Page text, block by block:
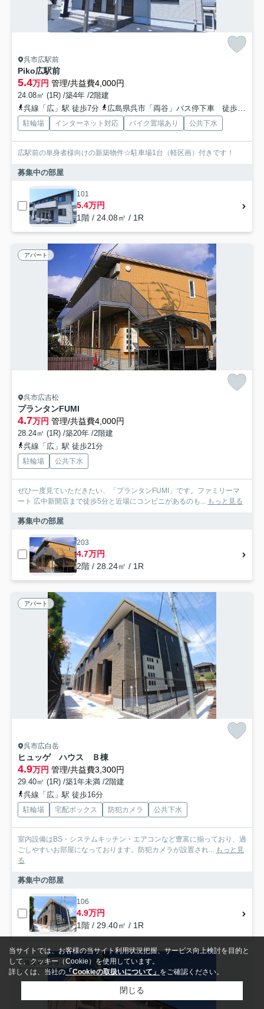
呉市広駅前
Piko広駅前
5.4万円 管理/共益費4,000円
24.08㎡ (1R) /築4年 /2階建
呉線「広」駅 徒歩7分
広島県呉市「両谷」バス停下車 徒歩3分
駐輪場 インターネット対応 バイク置場あり 公共下水
広駅前の単身者様向けの新築物件☆駐車場1台（軽区画）付きです！
募集中の部屋
101
5.4万円
1階 / 24.08㎡ / 1R
アパート
呉市広吉松
プランタンFUMI
4.7万円 管理/共益費4,000円
28.24㎡ (1R) /築20年 /2階建
呉線「広」駅 徒歩21分
駐輪場 公共下水
ぜひ一度見ていただきたい、「プランタンFUMI」です。ファミリーマ
ート 広中新開店まで徒歩5分と近場にコンビニがあるのも...
もっと見る
募集中の部屋
203
4.7万円
2階 / 28.24㎡ / 1R
アパート
呉市広白岳
ヒュッゲ ハウス Ｂ棟
4.9万円 管理/共益費3,300円
29.40㎡ (1R) /築1年未満 /2階建
呉線「広」駅 徒歩16分
駐輪場 宅配ボックス 防犯カメラ 公共下水
室内設備はBS・システムキッチン・エアコンなど豊富に揃っており、過
ごしやすいお部屋になっております。防犯カメラが設置され...
もっと見
る
募集中の部屋
106
4.9万円
1階 / 29.40㎡ / 1R
賃貸マンション
当サイトでは、お客様の当サイト利用状況把握、サービス向上検討を目的と
して、クッキー（Cookie）を使用しています。
詳しくは、当社の 「Cookieの取扱いについて」 をご確認ください。
閉じる